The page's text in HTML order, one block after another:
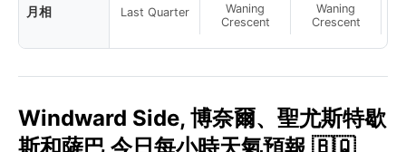
月相 Last Quarter
Waning
Crescent
Waning
Crescent
Windward Side, 博奈爾、聖尤斯特歇